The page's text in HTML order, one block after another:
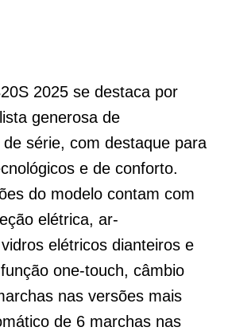
2025 se destaca por
generosa de
série, com destaque para
e de conforto.
do modelo contam com
elétrica, ar-
elétricos dianteiros e
one-touch, câmbio
nas versões mais
de 6 marchas nas